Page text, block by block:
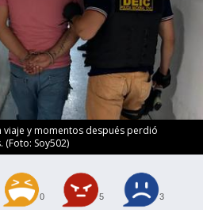
y momentos después perdió
Soy502)
0 5 3